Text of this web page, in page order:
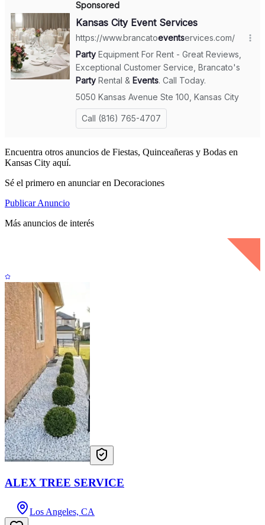
Encuentra otros anuncios de Fiestas, Quinceañeras y Bodas en
Kansas City aquí.
Sé el primero en anunciar en Decoraciones
Publicar Anuncio
Más anuncios de interés
ALEX TREE SERVICE
Los Angeles, CA